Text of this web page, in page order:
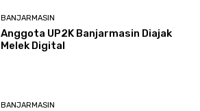
BANJARMASIN
Anggota UP2K Banjarmasin Diajak
Melek Digital
BANJARMASIN